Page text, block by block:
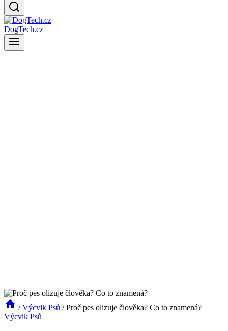
DogTech.cz
/ Výcvik Psů / Proč pes olizuje člověka? Co to znamená?
Výcvik Psů